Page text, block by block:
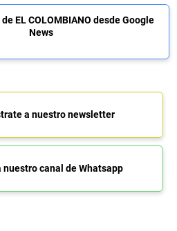
EL COLOMBIANO desde Google
News
a nuestro newsletter
nuestro canal de Whatsapp